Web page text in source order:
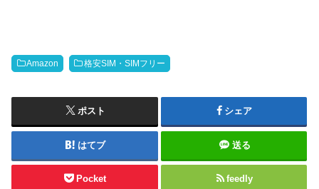
Amazon 格安SIM・SIMフリー
ポスト シェア
はてブ 送る
Pocket feedly